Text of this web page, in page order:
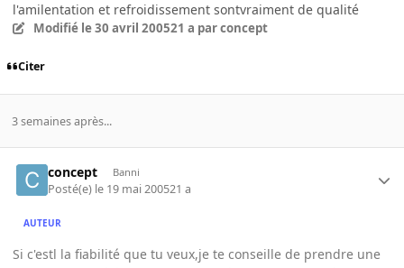
l'amilentation et refroidissement sontvraiment de qualité
Modifié le 30 avril 200521 a par concept
Citer
3 semaines après...
concept Banni
Posté(e) le 19 mai 200521 a
AUTEUR
Si c'estl la fiabilité que tu veux,je te conseille de prendre une